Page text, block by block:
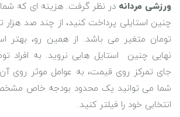
ورزشی مردانه در نظر گرفت. هزینه ای که شما
چنین استایلی پرداخت کنید، از چند صد هزار
تومان متغیر می باشد. از همین رو،
نهایی چنین استایل هایی نروید. به افراد
جای تمرکز روی قیمت، به عوامل موثر روی آن
شما می توانید یک محدود بودجه خاص مشخص
انتخابی خود را فیلتر کنید.